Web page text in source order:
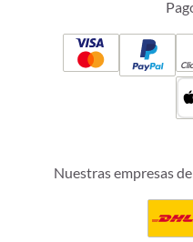
Nuestras empresas